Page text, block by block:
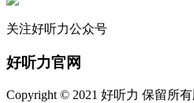
关注好听力公众号
好听力官网
Copyright © 2021 好听力 保留所